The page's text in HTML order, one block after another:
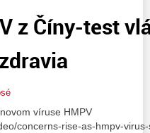
z Číny-test
víruse HMPV
concerns-rise-as-hmpv-